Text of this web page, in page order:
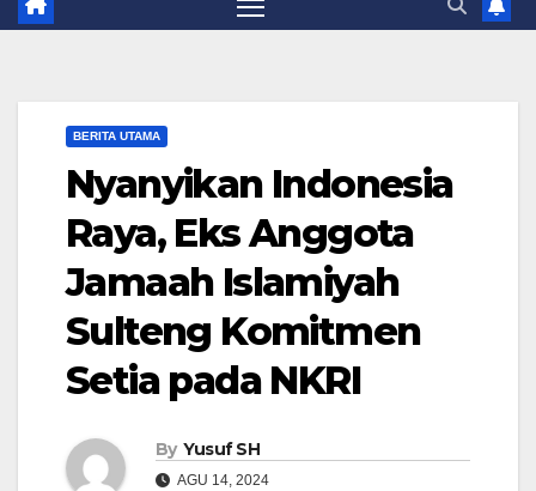
BERITA UTAMA
Nyanyikan Indonesia
Raya, Eks Anggota
Jamaah Islamiyah
Sulteng Komitmen
Setia pada NKRI
By Yusuf SH
AGU 14, 2024